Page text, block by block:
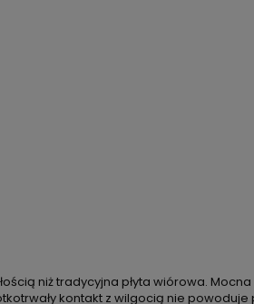
niż tradycyjna płyta wiórowa.
kontakt z wilgocią nie powoduje